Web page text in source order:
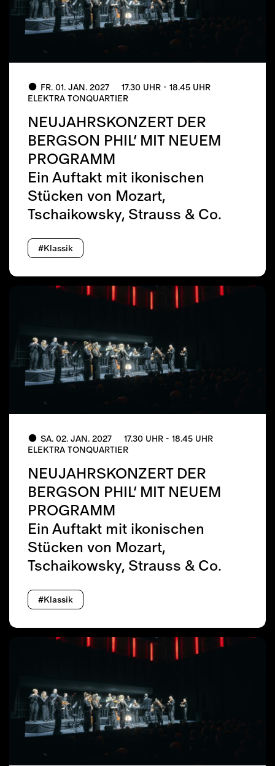
FR. 01. JAN. 2027
17.30 UHR - 18.45 UHR
ELEKTRA TONQUARTIER
NEUJAHRSKONZERT DER
BERGSON PHIL’ MIT NEUEM
PROGRAMM
Ein Auftakt mit ikonischen
Stücken von Mozart,
Tschaikowsky, Strauss & Co.
#Klassik
SA. 02. JAN. 2027
17.30 UHR - 18.45 UHR
ELEKTRA TONQUARTIER
NEUJAHRSKONZERT DER
BERGSON PHIL’ MIT NEUEM
PROGRAMM
Ein Auftakt mit ikonischen
Stücken von Mozart,
Tschaikowsky, Strauss & Co.
#Klassik